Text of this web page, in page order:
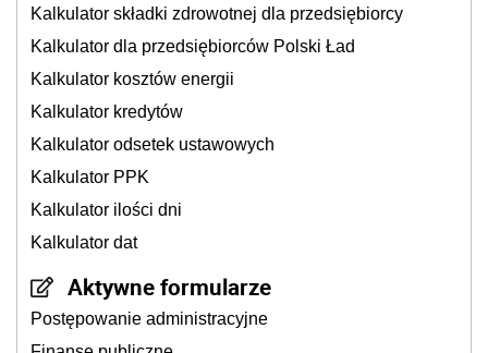
Kalkulator składki zdrowotnej dla przedsiębiorcy
Kalkulator dla przedsiębiorców Polski Ład
Kalkulator kosztów energii
Kalkulator kredytów
Kalkulator odsetek ustawowych
Kalkulator PPK
Kalkulator ilości dni
Kalkulator dat
Aktywne formularze
Postępowanie administracyjne